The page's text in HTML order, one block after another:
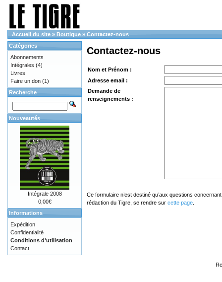
Accueil du site » Boutique » Contactez-nous
Contactez-nous
Nom et Prénom :
Adresse email :
Demande de
renseignements :
Ce formulaire n’est destiné qu’aux questions
rédaction du Tigre, se rendre sur cette page
Catégories
Abonnements
Intégrales (4)
Livres
Faire un don (1)
Recherche
Nouveautés
Intégrale 2008
0,00€
Informations
Expédition
Confidentialité
Conditions d'utilisation
Contact